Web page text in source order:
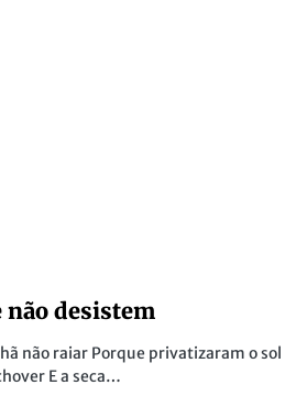
não desistem
não raiar Porque privatizaram o sol
E a seca…